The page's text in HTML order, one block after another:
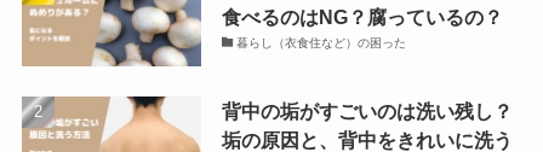
食べるのはNG？腐っているの？
暮らし（衣食住など）の困った
背中の垢がすごいのは洗い残し？
垢の原因と、背中をきれいに洗う